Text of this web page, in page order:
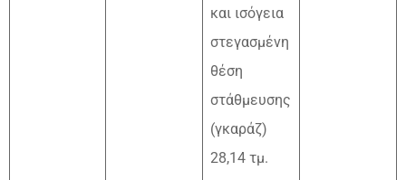
και ισόγεια
στεγασμένη
θέση
στάθμευσης
(γκαράζ)
28,14 τμ.